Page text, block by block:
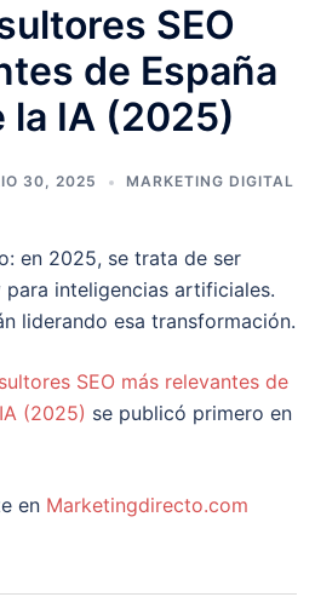
SEO
de España
la IA (2025)
30, 2025 MARKETING DIGITAL
en 2025, se trata de ser
inteligencias artificiales.
liderando esa transformación.
SEO más relevantes de
(2025) se publicó primero en
en Marketingdirecto.com